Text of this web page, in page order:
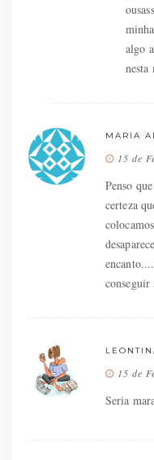
algo
MARIA
15 de
Penso
certeza
conseguir
15 de
Seria